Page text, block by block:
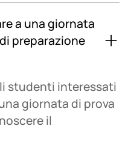
a una giornata
preparazione
studenti interessati
giornata di prova
il